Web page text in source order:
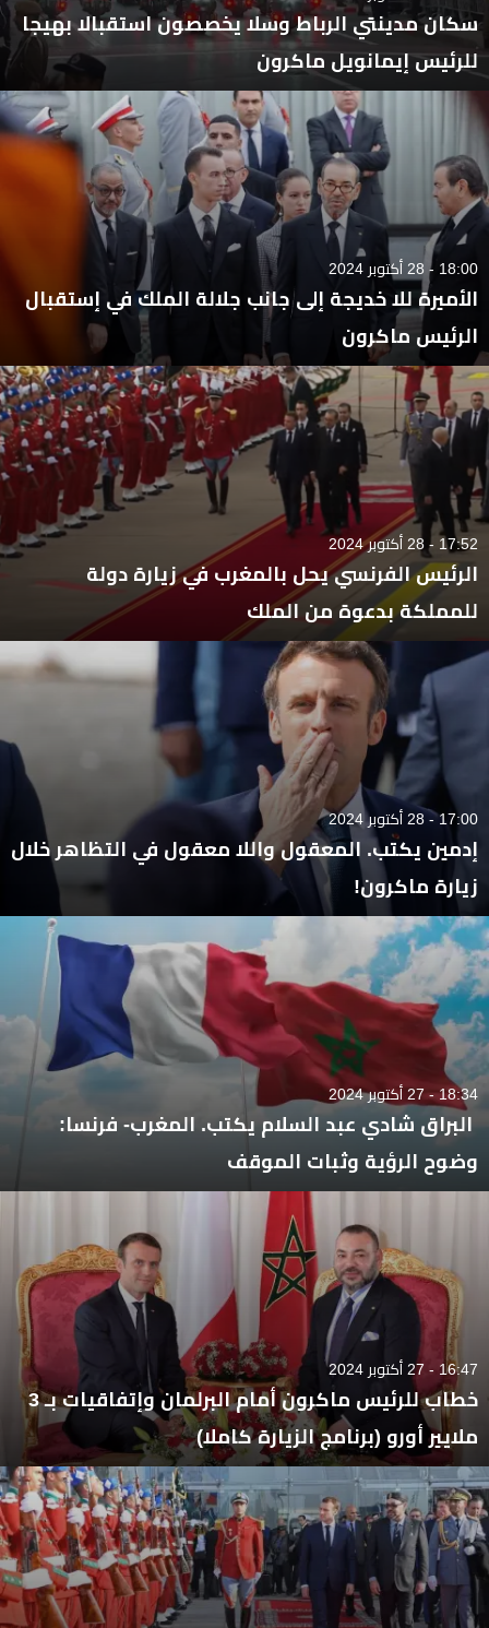
سكان مدينتي الرباط وسلا يخصصون استقبالا بهيجا
للرئيس إيمانويل ماكرون
18:00 - 28 أكتوبر 2024
الأميرة للا خديجة إلى جانب جلالة الملك في إستقبال
الرئيس ماكرون
17:52 - 28 أكتوبر 2024
الرئيس الفرنسي يحل بالمغرب في زيارة دولة
للمملكة بدعوة من الملك
17:00 - 28 أكتوبر 2024
إدمين يكتب. المعقول واللا معقول في التظاهر خلال
زيارة ماكرون!
18:34 - 27 أكتوبر 2024
البراق شادي عبد السلام يكتب. المغرب- فرنسا:
وضوح الرؤية وثبات الموقف
16:47 - 27 أكتوبر 2024
خطاب للرئيس ماكرون أمام البرلمان وإتفاقيات بـ 3
ملايير أورو (برنامج الزيارة كاملا)